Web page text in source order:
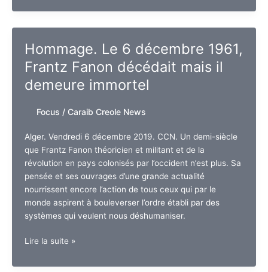
et
Guadeloupe
(2007
2019)
Hommage. Le 6 décembre 1961,
Frantz Fanon décédait mais il
demeure immortel
Focus / Caraib Creole News
Alger. Vendredi 6 décembre 2019. CCN. Un demi-siècle
que Frantz Fanon théoricien et militant et de la
révolution en pays colonisés par l’occident n’est plus. Sa
pensée et ses ouvrages d’une grande actualité
nourrissent encore l’action de tous ceux qui par le
monde aspirent à bouleverser l’ordre établi par des
systèmes qui veulent nous déshumaniser.
Hommage.
6
Lire la suite »